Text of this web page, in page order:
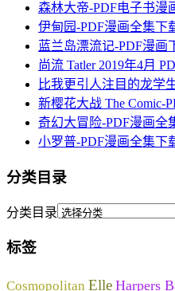
森林大帝-PDF电子书漫
伊甸园-PDF漫画全集下
蓝兰岛漂流记-PDF漫画
尚流 Tatler 2019年4月
比我更引人注目的龙学
新樱花大战 The Comic-
奇幻大冒险-PDF漫画全
小罗普-PDF漫画全集下
分类目录
分类目录
标签
Cosmopolitan Elle Harpers